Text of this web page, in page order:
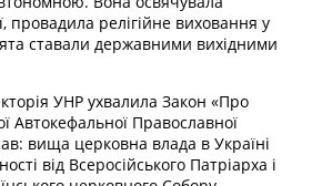
провадила релігійне виховання у
ставали державними вихідними
УНР ухвалила Закон «Про
Автокефальної Православної
вища церковна влада в Україні
від Всеросійського Патріарха і